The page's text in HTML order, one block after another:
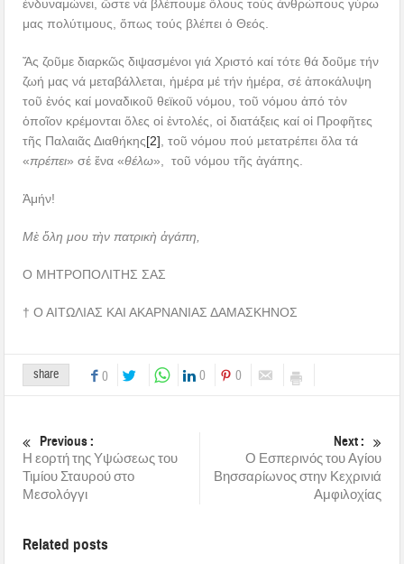
ἐνδυναμώνει, ὥστε νά βλέπουμε ὅλους τούς ἀνθρώπους γύρω
μας πολύτιμους, ὅπως τούς βλέπει ὁ Θεός.
Ἄς ζοῦμε διαρκῶς διψασμένοι γιά Χριστό καί τότε θά δοῦμε τήν
ζωή μας νά μεταβάλλεται, ἡμέρα μέ τήν ἡμέρα, σέ ἀποκάλυψη
τοῦ ἑνός καί μοναδικοῦ θεϊκοῦ νόμου, τοῦ νόμου ἀπό τὀν
ὁποῖον κρέμονται ὅλες οἱ ἐντολές, οἱ διατάξεις καί οἱ Προφῆτες
τῆς Παλαιᾶς Διαθήκης[2], τοῦ νόμου πού μετατρέπει ὅλα τά
«πρέπει» σέ ἕνα «θέλω», τοῦ νόμου τῆς ἀγάπης.
Ἀμήν!
Μὲ ὅλη μου τὴν πατρικὴ ἀγάπη,
Ο ΜΗΤΡΟΠΟΛΙΤΗΣ ΣΑΣ
† Ο ΑΙΤΩΛΙΑΣ ΚΑΙ ΑΚΑΡΝΑΝΙΑΣ ΔΑΜΑΣΚΗΝΟΣ
share 0 0 0
Previous :
Η εορτή της Υψώσεως του
Τιμίου Σταυρού στο
Μεσολόγγι
Next :
Ο Εσπερινός του Αγίου
Βησσαρίωνος στην Κεχρινιά
Αμφιλοχίας
Related posts